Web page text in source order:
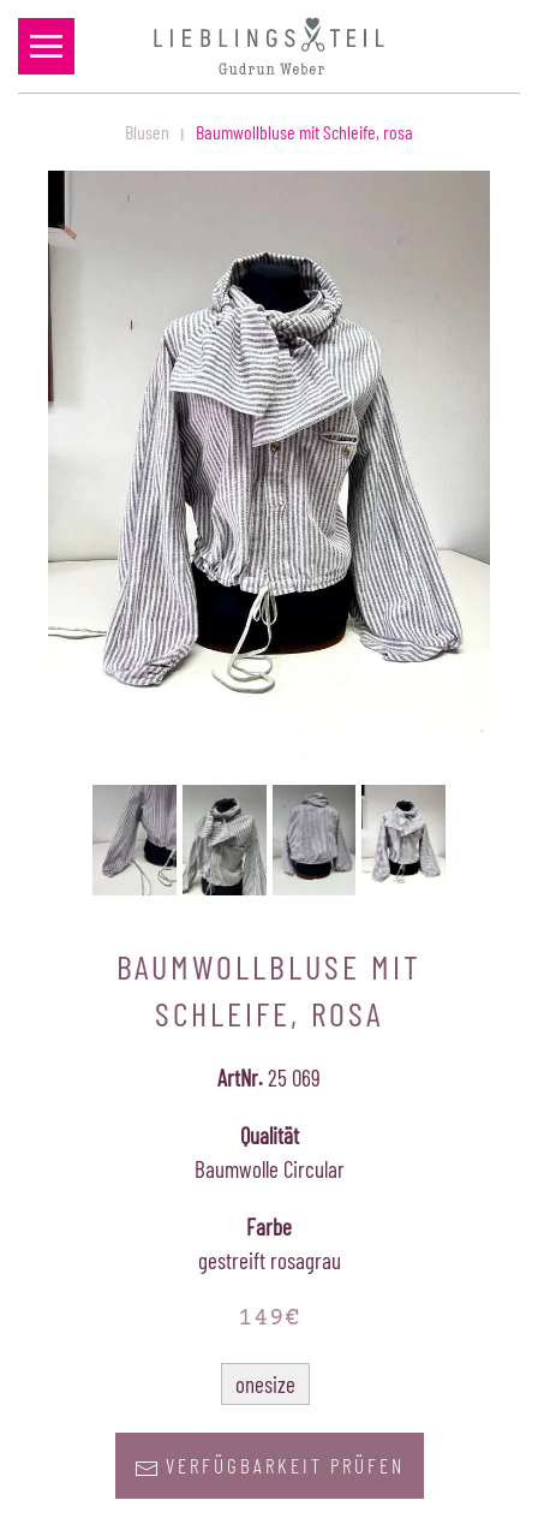
Zum Hauptinhalt springen
Blusen Baumwollbluse mit Schleife, rosa
BAUMWOLLBLUSE MIT
SCHLEIFE, ROSA
ArtNr.25 069
Qualität
Baumwolle Circular
Farbe
gestreift rosagrau
149€
onesize
VERFÜGBARKEIT PRÜFEN